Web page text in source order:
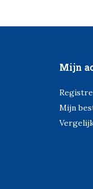
Mijn
Mijn